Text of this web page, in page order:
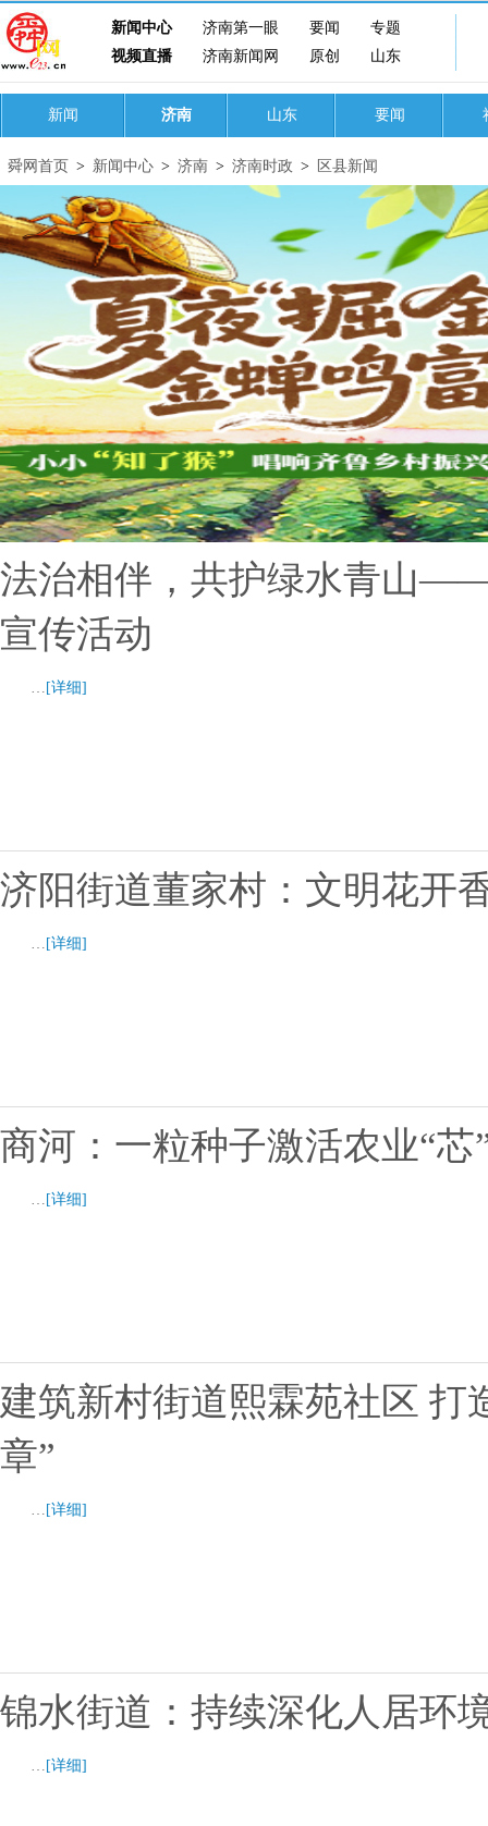
新闻中心 济南第一眼 要闻
专题
视频直播
济南新闻网 原创 山东
新闻 济南 山东 要闻
舜网首页 > 新闻中心 > 济南 > 济南时政 > 区县新闻
法治相伴，共护绿水青山
宣传活动
… [详细]
济阳街道董家村：文明花开
… [详细]
商河：一粒种子激活农业“芯
… [详细]
建筑新村街道熙霖苑社区 打
章”
… [详细]
锦水街道：持续深化人居环
… [详细]